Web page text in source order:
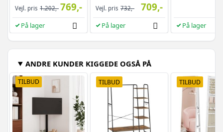
Vejl. pris 1.202,- 769,-
På lager
Vejl. pris 732,- 709,-
På lager På lager
ANDRE KUNDER KIGGEDE OGSÅ PÅ
TILBUD TILBUD TILBUD